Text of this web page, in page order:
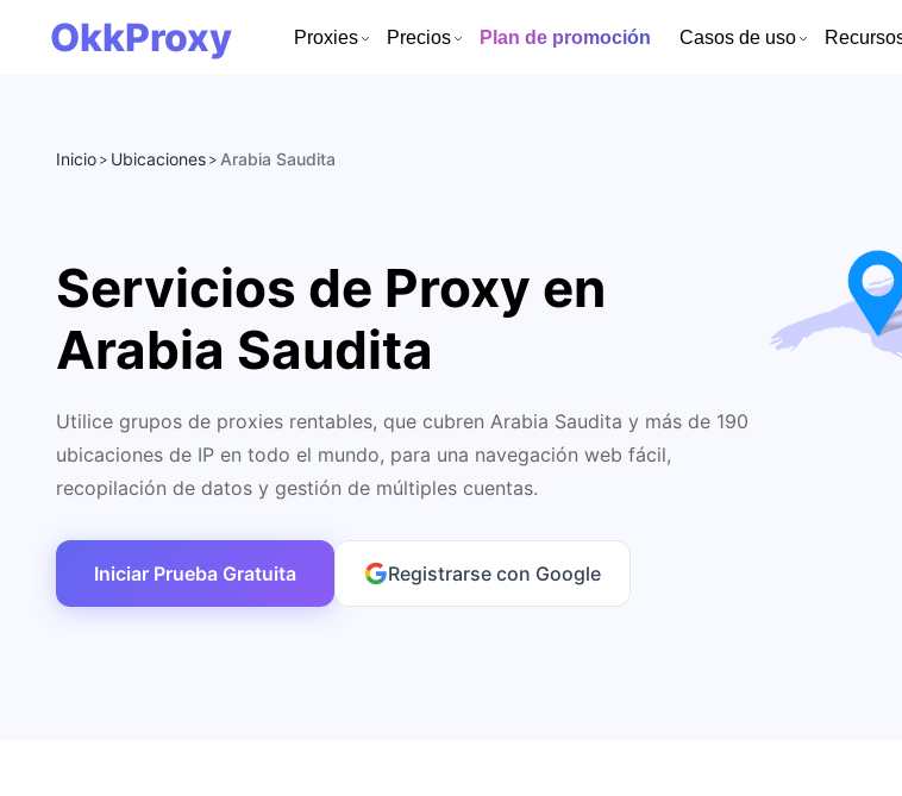
OkkProxy Proxies Precios Plan de promoción Casos de uso
Inicio > Ubicaciones > Arabia Saudita
Servicios de Proxy en
Arabia Saudita
Utilice grupos de proxies rentables, que cubren Arabia Saudita y más de 190
ubicaciones de IP en todo el mundo, para una navegación web fácil,
recopilación de datos y gestión de múltiples cuentas.
Iniciar Prueba Gratuita Registrarse con Google